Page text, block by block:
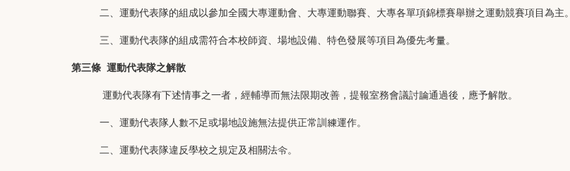
二、運動代表隊的組成以參加全國大專運動會、大專運動聯賽、大專各單項錦標賽舉辦之運動競賽項目為主。
三、運動代表隊的組成需符合本校師資、場地設備、特色發展等項目為優先考量。
第三條 運動代表隊之解散
運動代表隊有下述情事之一者，經輔導而無法限期改善，提報室務會議討論通過後，應予解散。
一、運動代表隊人數不足或場地設施無法提供正常訓練運作。
二、運動代表隊違反學校之規定及相關法令。